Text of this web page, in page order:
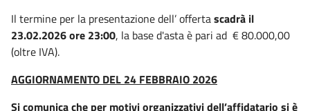
Il termine per la presentazione dell’ offertascadrà il
23.02.2026 ore 23:00, la base d'asta è pari ad € 80.000,00
(oltre IVA).
AGGIORNAMENTO DEL 24 FEBBRAIO 2026
Si comunica che per motivi organizzativi dell’affidatario si è